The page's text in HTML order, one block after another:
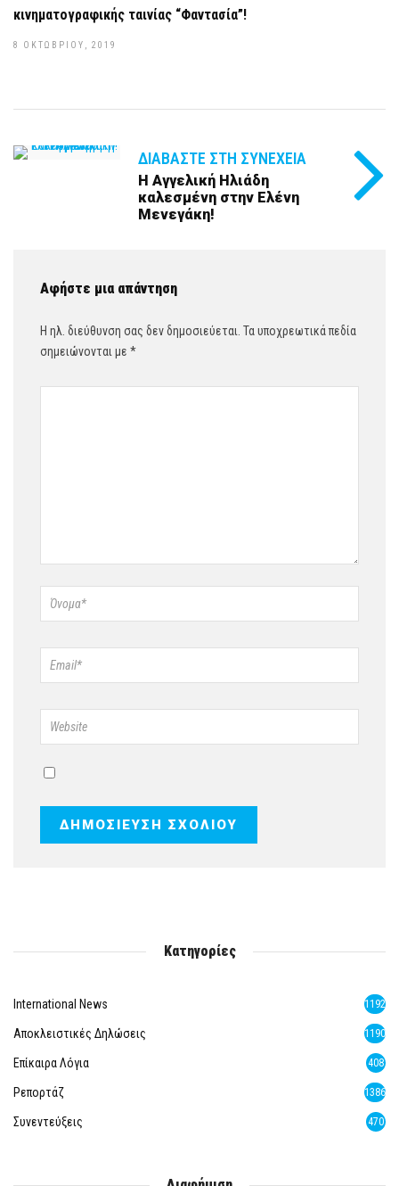
κινηματογραφικής ταινίας “Φαντασία”!
8 ΟΚΤΩΒΡΊΟΥ, 2019
ΔΙΑΒΆΣΤΕ ΣΤΗ ΣΥΝΈΧΕΙΑ
Η Αγγελική Ηλιάδη
καλεσμένη στην Ελένη
Μενεγάκη!
Αφήστε μια απάντηση
Η ηλ. διεύθυνση σας δεν δημοσιεύεται. Τα υποχρεωτικά πεδία
σημειώνονται με *
Κατηγορίες
International News 1192
Αποκλειστικές Δηλώσεις 1190
Επίκαιρα Λόγια 408
Ρεπορτάζ 1386
Συνεντεύξεις 470